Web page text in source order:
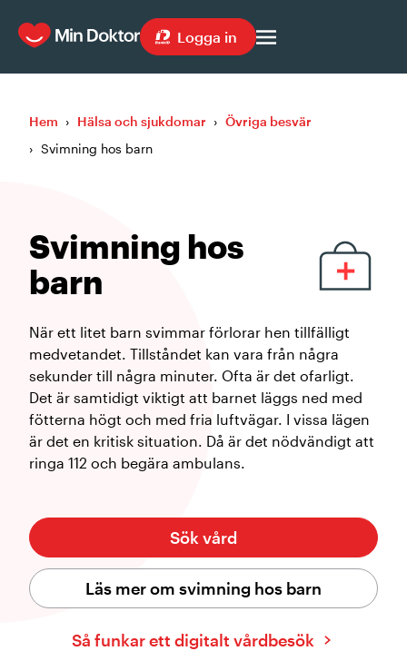
Logga in
Hem › Hälsa och sjukdomar › Övriga besvär
› Svimning hos barn
Svimning hos
barn
När ett litet barn svimmar förlorar hen tillfälligt
medvetandet. Tillståndet kan vara från några
sekunder till några minuter. Ofta är det ofarligt.
Det är samtidigt viktigt att barnet läggs ned med
fötterna högt och med fria luftvägar. I vissa lägen
är det en kritisk situation. Då är det nödvändigt att
ringa 112 och begära ambulans.
Läs mer om svimning hos barn
Sök vård
Så funkar ett digitalt vårdbesök